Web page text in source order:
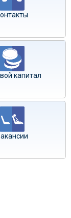
капитал